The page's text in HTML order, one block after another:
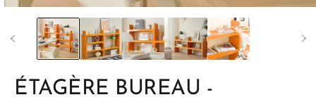
ÉTAGÈRE BUREAU -